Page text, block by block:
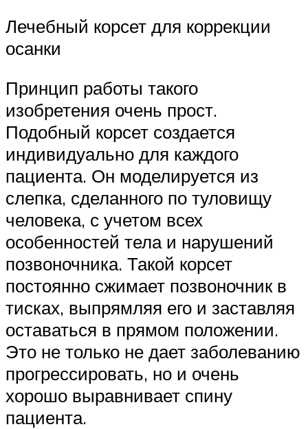
Лечебный корсет для коррекции
осанки
Принцип работы такого
изобретения очень прост.
Подобный корсет создается
индивидуально для каждого
пациента. Он моделируется из
слепка, сделанного по туловищу
человека, с учетом всех
особенностей тела и нарушений
позвоночника. Такой корсет
постоянно сжимает позвоночник в
тисках, выпрямляя его и заставляя
оставаться в прямом положении.
Это не только не дает заболеванию
прогрессировать, но и очень
хорошо выравнивает спину
пациента.